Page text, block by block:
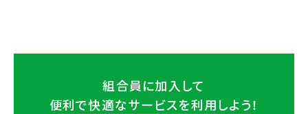
組合員に加入して
便利で快適なサービスを利用しよう！